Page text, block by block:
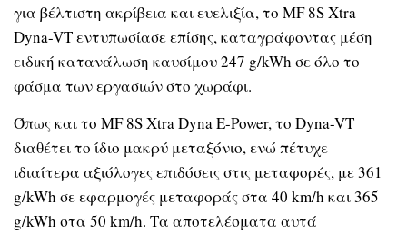
για βέλτιστη ακρίβεια και ευελιξία, το MF 8S Xtra
Dyna-VT εντυπωσίασε επίσης, καταγράφοντας μέση
ειδική κατανάλωση καυσίμου 247 g/kWh σε όλο το
φάσμα των εργασιών στο χωράφι.
Όπως και το MF 8S Xtra Dyna E-Power, το Dyna-VT
διαθέτει το ίδιο μακρύ μεταξόνιο, ενώ πέτυχε
ιδιαίτερα αξιόλογες επιδόσεις στις μεταφορές, με 361
g/kWh σε εφαρμογές μεταφοράς στα 40 km/h και 365
g/kWh στα 50 km/h. Τα αποτελέσματα αυτά